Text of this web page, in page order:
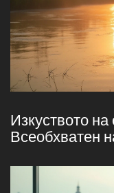
Изкуството на
Всеобхватен